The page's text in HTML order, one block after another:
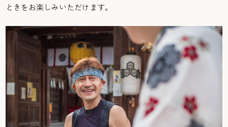
ときをお楽しみいただけます。